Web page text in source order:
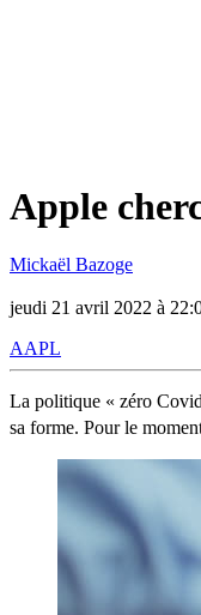
Apple
Mickaël Bazoge
jeudi 21 avril 2022 à
AAPL
La politique « zéro
sa forme. Pour le